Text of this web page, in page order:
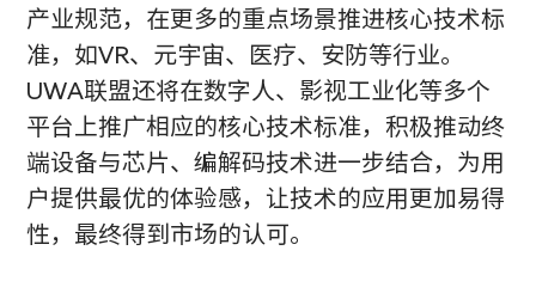
产业规范，在更多的重点场景推进核心技术标
准，如VR、元宇宙、医疗、安防等行业。
UWA联盟还将在数字人、影视工业化等多个
平台上推广相应的核心技术标准，积极推动终
端设备与芯片、编解码技术进一步结合，为用
户提供最优的体验感，让技术的应用更加易得
性，最终得到市场的认可。